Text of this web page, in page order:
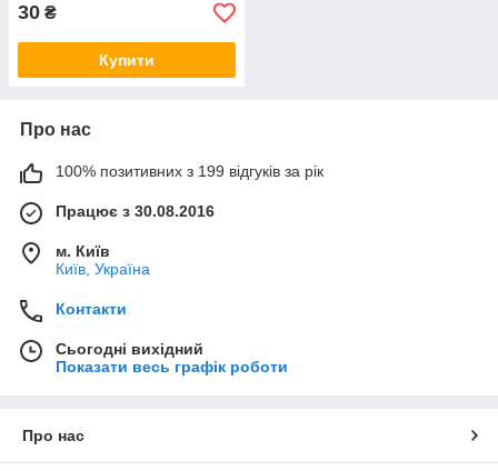
30 ₴
Купити
Про нас
100% позитивних з 199 відгуків за рік
Працює з 30.08.2016
м. Київ
Київ, Україна
Контакти
Сьогодні вихідний
Показати весь графік роботи
Про нас